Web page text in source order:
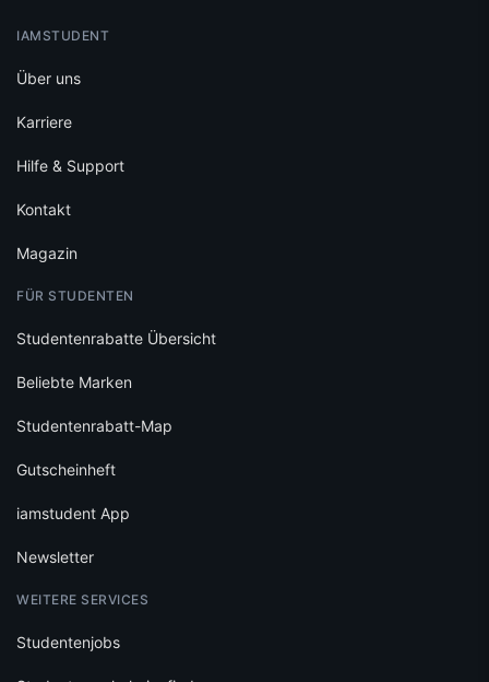
IAMSTUDENT
Über uns
Karriere
Hilfe & Support
Kontakt
Magazin
FÜR STUDENTEN
Studentenrabatte Übersicht
Beliebte Marken
Studentenrabatt-Map
Gutscheinheft
iamstudent App
Newsletter
WEITERE SERVICES
Studentenjobs